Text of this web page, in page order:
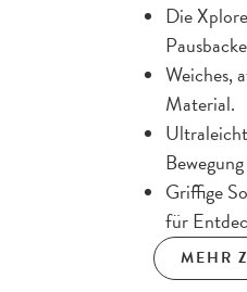
Die
Weiches,
Material.
Griffige
für
MEHR